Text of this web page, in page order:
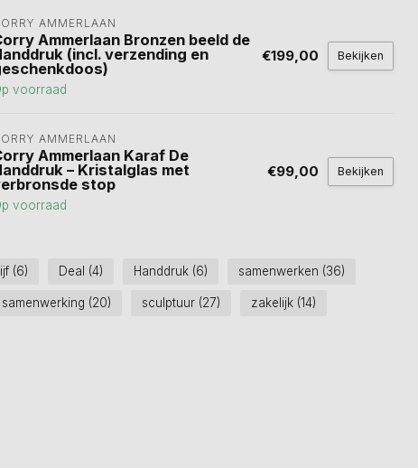
AMMERLAAN
Ammerlaan Bronzen beeld de
(incl. verzending en
voorraad
€199,00 Bekijken
AMMERLAAN
Ammerlaan Karaf De
– Kristalglas met
stop
voorraad
€99,00 Bekijken
(6) Deal (4) Handdruk (6) samenwerken (36)
samenwerking (20) sculptuur (27) zakelijk (14)